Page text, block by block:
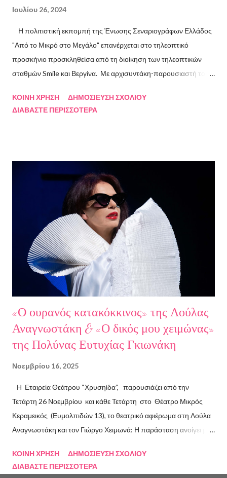
Ιουλίου 26, 2024
Η πολιτιστική εκπομπή της Ένωσης Σεναριογράφων Ελλάδος
"Από το Μικρό στο Μεγάλο" επανέρχεται στο τηλεοπτικό
προσκήνιο προσκληθείσα από τη διοίκηση των τηλεοπτικών
σταθμών Smile και Βεργίνα. Με αρχισυντάκη-παρουσιαστή τον
Κακαβά θα προβάλλεται από τις 3 Αυγούστου και κάθε Σάββατο
Λουκάς Κούτρας Τη δεύτερη εκπομπή τίμησαν ο πρώην
πρόεδρος της Ε.Σ.Ε., συγγραφέας, Στάθης Βαλούκος, ο
ιστορικός συγγραφέας Δρ Ιωάννης Δασκαρόλης, η
μουσικοσυνθέτης Πέννυ Μπινιάρη και ο σκηνοθέτης Στέργιος
Παπαευαγγέλου Σκηνοθεσία: Δημήτρης Σωτηράκης Βοηθός
Σκηνοθέτης: Νεκταρία Δασκαλάκη Παρουσιάστηκαν τα βιβλία
"Ο πόλεμος δεν τελείωσε ακόμα" μυθιστόρημα του Στάθη
Βαλούκου και τα ε...
ΚΟΙΝΉ ΧΡΉΣΗ
ΔΗΜΟΣΊΕΥΣΗ ΣΧΟΛΊΟΥ
ΔΙΑΒΆΣΤΕ ΠΕΡΙΣΣΌΤΕΡΑ
«Ο ουρανός κατακόκκινος» της Λούλας
Αναγνωστάκη & «Ο δικός μου χειμώνας»
της Πολύνας Ευτυχίας Γκιωνάκη
Νοεμβρίου 16, 2025
Η Εταιρεία Θεάτρου “Χρυσηίδα”, παρουσιάζει από την
Τετάρτη 26 Νοεμβρίου και κάθε Τετάρτη στο Θέατρο Μικρός
Κεραμεικός (Ευμολπιδών 13), το θεατρικό αφιέρωμα στη Λούλα
Αναγνωστάκη και τον Γιώργο Χειμωνά: Η παράσταση ανοίγει με
αυτοπαρουσιάζεται με μαύρο χιούμορ, σαρκάζει την κοινωνία και
τις ιδεολογίες που κατέρρευσαν, επιχειρώντας τη δική της
ΚΟΙΝΉ ΧΡΉΣΗ
ΔΗΜΟΣΊΕΥΣΗ ΣΧΟΛΊΟΥ
ΔΙΑΒΆΣΤΕ ΠΕΡΙΣΣΌΤΕΡΑ